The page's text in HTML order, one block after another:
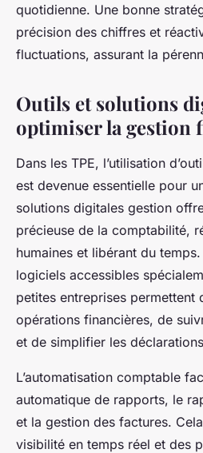
quotidienne. Une bonne
précision des chiffres et
fluctuations, assurant la
Outils et solutions
optimiser la gestion
Dans les TPE, l’utilisation
est devenue essentielle pour
solutions digitales gestion
précieuse de la comptabilité,
humaines et libérant du
logiciels accessibles
petites entreprises permettent
opérations financières, de
et de simplifier les
L’automatisation comptable
automatique de rapports, le
et la gestion des factures.
visibilité en temps réel et des